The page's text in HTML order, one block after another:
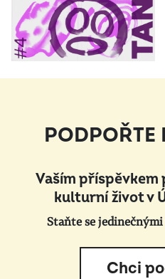
Vaším
kulturní život v
Staňte se
Chci